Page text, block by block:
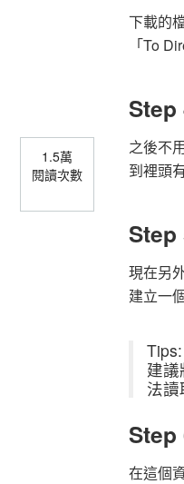
1.5萬
閱讀次數
下載的
「To
Step
之後不
到裡頭
Step
現在另
建立一
Tips:
建
法讀
Step
在這個